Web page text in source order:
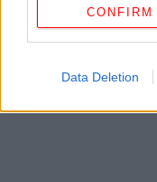
CONFIRM
Data Deletion